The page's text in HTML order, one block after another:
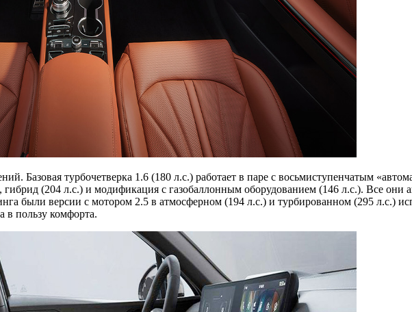
Базовая турбочетверка 1.6 (180 л.с.) работает в паре с восьмиступенчатым
гибрид (204 л.с.) и модификация с газобаллонным оборудованием (146 л.с.). Все они
были версии с мотором 2.5 в атмосферном (194 л.с.) и турбированном (295 л.с.)
в пользу комфорта.